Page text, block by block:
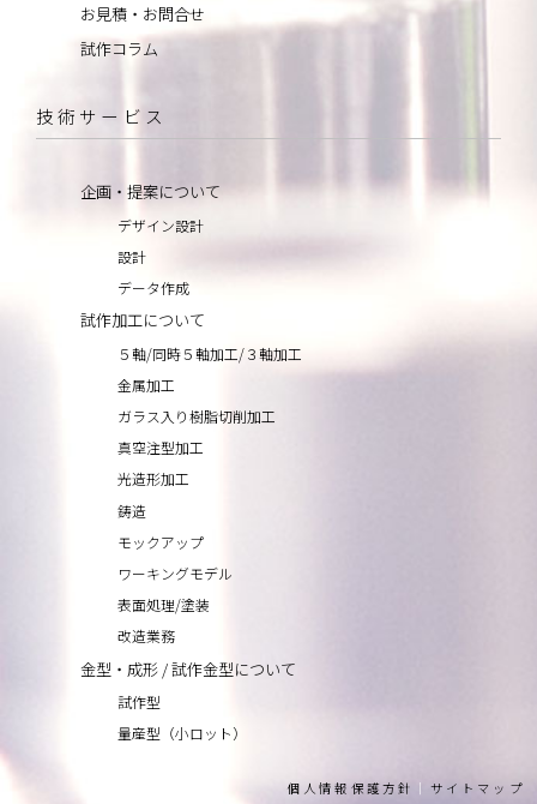
お見積・お問合せ
試作コラム
技術サービス
企画・提案について
デザイン設計
設計
データ作成
試作加工について
５軸/同時５軸加工/３軸加工
金属加工
ガラス入り樹脂切削加工
真空注型加工
光造形加工
鋳造
モックアップ
ワーキングモデル
表面処理/塗装
改造業務
金型・成形 / 試作金型について
試作型
量産型（小ロット）
個人情報保護方針 ｜ サイトマップ